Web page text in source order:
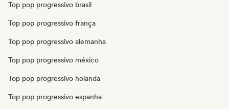
Top pop progressivo brasil
Top pop progressivo frança
Top pop progressivo alemanha
Top pop progressivo méxico
Top pop progressivo holanda
Top pop progressivo espanha